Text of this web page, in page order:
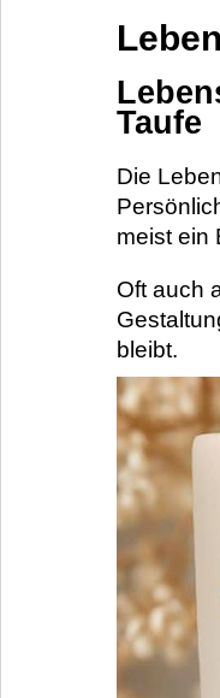
Taufe
Die
meist ein
Oft auch
bleibt.